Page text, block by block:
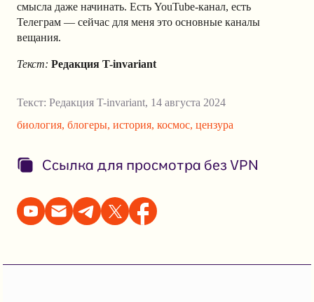
смысла даже начинать. Есть YouTube-канал, есть
Телеграм — сейчас для меня это основные каналы
вещания.
Текст: Редакция T-invariant
Текст: Редакция T-invariant, 14 августа 2024
биология, блогеры, история, космос, цензура
Ссылка для просмотра без VPN